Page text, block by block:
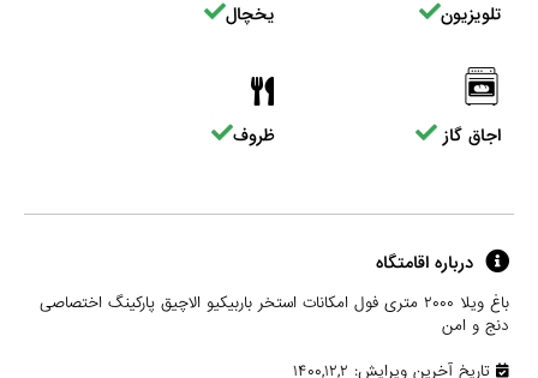
تلویزیون یخچال
اجاق گاز ظروف
درباره اقامتگاه
باغ ویلا ۲۰۰۰ متری فول امکانات استخر باربیکیو الاچیق پارکینگ اختصاصی
دنج و امن
تاریخ آخرین ویرایش: ۱۴۰۰,۱۲,۲